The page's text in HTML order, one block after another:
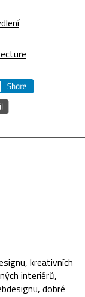
kreativních
interiérů,
dobré